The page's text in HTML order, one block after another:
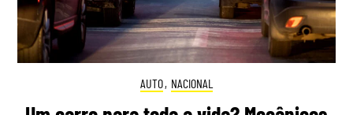
AUTO, NACIONAL